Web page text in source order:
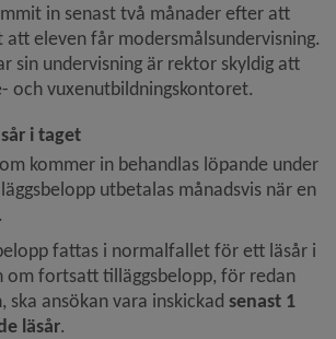
in senast två månader efter att
eleven får modersmålsundervisning.
sin undervisning är rektor skyldig att
och vuxenutbildningskontoret.
i taget
kommer in behandlas löpande under
utbetalas månadsvis när en
fattas i normalfallet för ett läsår i
om fortsatt tilläggsbelopp, för redan
ska ansökan vara inskickad senast 1
läsår.